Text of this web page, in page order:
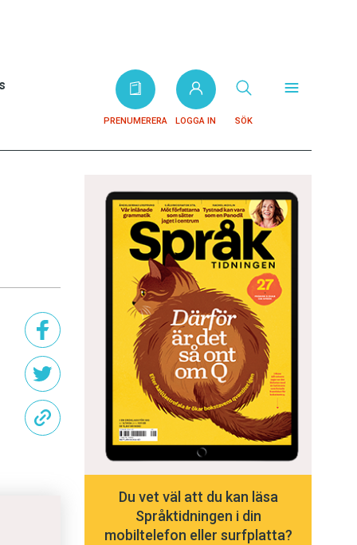
PRENUMERERA LOGGA IN SÖK
Du vet väl att du kan läsa
Språktidningen i din
mobiltelefon eller surfplatta?